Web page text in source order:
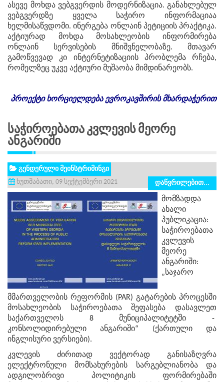
ასევე მოხდა ვებგვერდის მოდერნიზაცია. განახლებულ
ვებგვერდზე ყველა საჭირო ინფორმაციაა
ხელმისაწვდომი. ინერგება ონლაინ პეტიციის პრაქტიკა.
აქტიურად მოხდა მოსახლეობის ინფორმირება
ონლაინ სერვისების მნიშვნელობაზე. მთავარ
გამოწვევად კი ინტერნეტიზაციის პრობლემა რჩება,
რომელზეც უკვე აქტიური მუშაობა მიმდინარეობს.
პროექტი ხორციელდება ევროკავშირის მხარდაჭერით
Საჭიროებათა Კვლევის Მეორე
Ანგარიში
გენდერული მეინსტრიმინგი
ხუთშაბათი, 09 სექტემბერი 2021
დაწვრილებით...
მომზადდა
ახალი
პუბლიკაცია:
საჭიროებათა
კვლევის
მეორე
ანგარიში:
„საჯარო
მმართველობის რეფორმის (PAR) გატარების პროცესში
მოსახლეობის საჭიროებათა შეფასება დასავლეთ
საქართველოს 8 მუნიციპალიტეტში -
კონსოლიდირებული ანგარიში“ (ქართული და
ინგლისური ვერსიები).
კვლევის ძირითად ვექტორად განისაზღვრა
ელექტრონული მომსახურების სარგებლიანობა და
ადგილობრივი პოლიტიკის ფორმირებაში